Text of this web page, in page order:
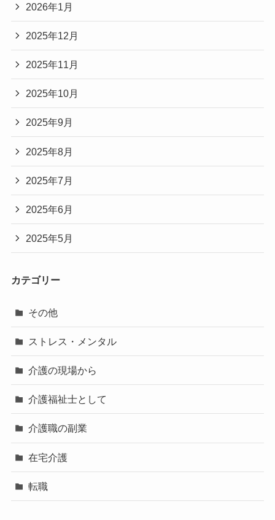
2026年1月
2025年12月
2025年11月
2025年10月
2025年9月
2025年8月
2025年7月
2025年6月
2025年5月
カテゴリー
その他
ストレス・メンタル
介護の現場から
介護福祉士として
介護職の副業
在宅介護
転職